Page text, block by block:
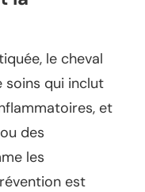
le cheval
soins qui inclut
et
des
les
est